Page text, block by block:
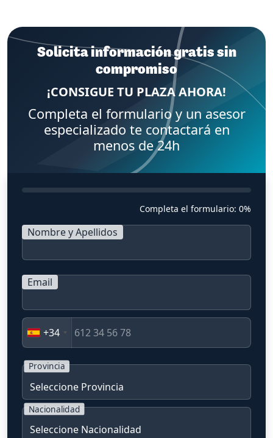
Solicita información gratis sin
compromiso
¡CONSIGUE TU PLAZA AHORA!
Completa el formulario y un asesor
especializado te contactará en
menos de 24h
Completa el formulario: 0%
Nombre y Apellidos
Email
+34
Provincia
Nacionalidad